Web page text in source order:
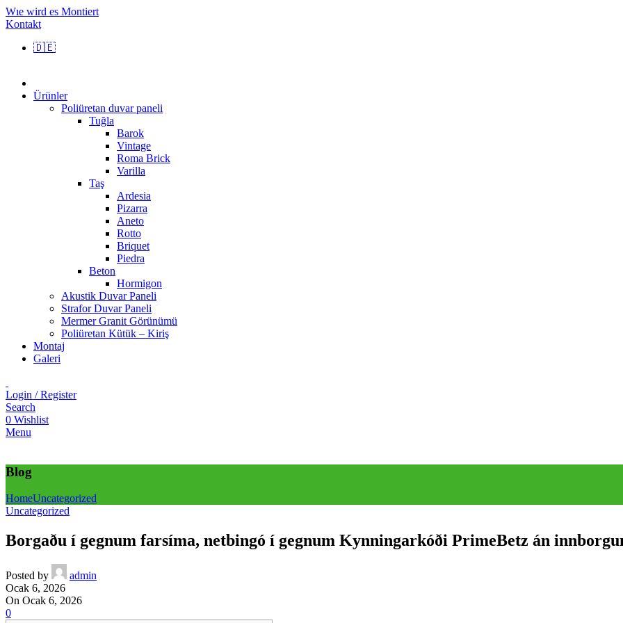
Wıe wird es Montiert
Kontakt
🇩🇪
Ürünler
Poliüretan duvar paneli
Tuğla
Barok
Vintage
Roma Brick
Varilla
Taş
Ardesia
Pizarra
Aneto
Rotto
Briquet
Piedra
Beton
Hormigon
Akustik Duvar Paneli
Strafor Duvar Paneli
Mermer Granit Görünümü
Poliüretan Kütük – Kiriş
Montaj
Galeri
Login / Register
Search
0 Wishlist
Menu
Blog
HomeUncategorized
Uncategorized
Borgaðu í gegnum farsíma, netbingó í gegnum Kynningarkóði PrimeBetz án
Posted by
admin
Ocak 6, 2026
On Ocak 6, 2026
0